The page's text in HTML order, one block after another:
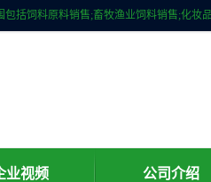
业视频 公司介绍